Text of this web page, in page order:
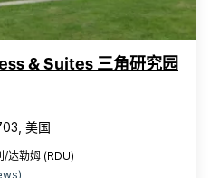
& Suites 三角研究园
美国
达勒姆 (RDU)